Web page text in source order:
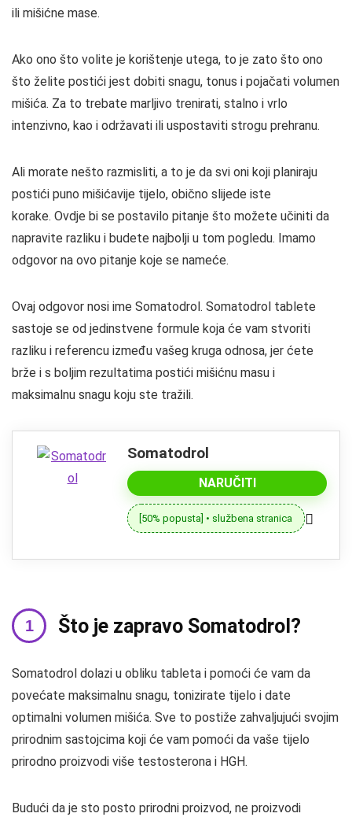
ili mišićne mase.
Ako ono što volite je korištenje utega, to je zato što ono
što želite postići jest dobiti snagu, tonus i pojačati volumen
mišića. Za to trebate marljivo trenirati, stalno i vrlo
intenzivno, kao i održavati ili uspostaviti strogu prehranu.
Ali morate nešto razmisliti, a to je da svi oni koji planiraju
postići puno mišićavije tijelo, obično slijede iste
korake. Ovdje bi se postavilo pitanje što možete učiniti da
napravite razliku i budete najbolji u tom pogledu. Imamo
odgovor na ovo pitanje koje se nameće.
Ovaj odgovor nosi ime Somatodrol. Somatodrol tablete
sastoje se od jedinstvene formule koja će vam stvoriti
razliku i referencu između vašeg kruga odnosa, jer ćete
brže i s boljim rezultatima postići mišićnu masu i
maksimalnu snagu koju ste tražili.
Somatodrol
NARUČITI
[50% popusta] • službena stranica
Što je zapravo Somatodrol?
Somatodrol dolazi u obliku tableta i pomoći će vam da
povećate maksimalnu snagu, tonizirate tijelo i date
optimalni volumen mišića. Sve to postiže zahvaljujući svojim
prirodnim sastojcima koji će vam pomoći da vaše tijelo
prirodno proizvodi više testosterona i HGH.
Budući da je sto posto prirodni proizvod, ne proizvodi